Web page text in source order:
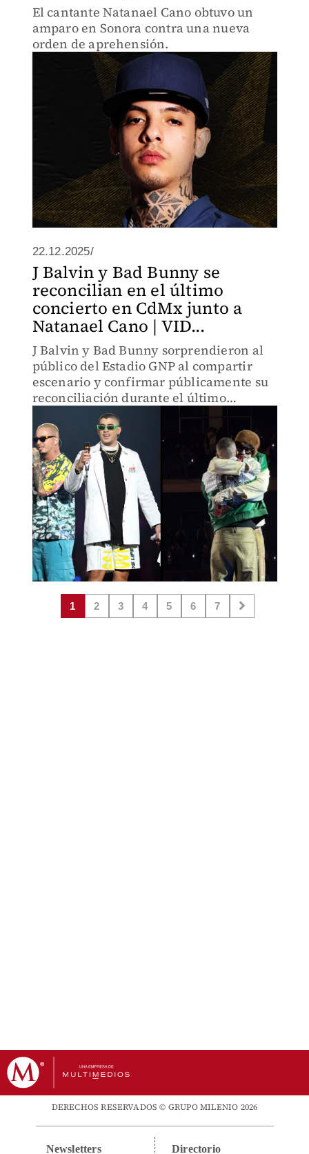
El cantante Natanael Cano obtuvo un
amparo en Sonora contra una nueva
orden de aprehensión.
22.12.2025/
J Balvin y Bad Bunny se
reconcilian en el último
concierto en CdMx junto a
Natanael Cano | VID...
J Balvin y Bad Bunny sorprendieron al
público del Estadio GNP al compartir
escenario y confirmar públicamente su
reconciliación durante el último
concierto del “Debí Tirar Más Fotos
World Tour” en CdMx.
1 2 3 4 5 6 7
DERECHOS RESERVADOS © GRUPO MILENIO 2026
Newsletters Directorio